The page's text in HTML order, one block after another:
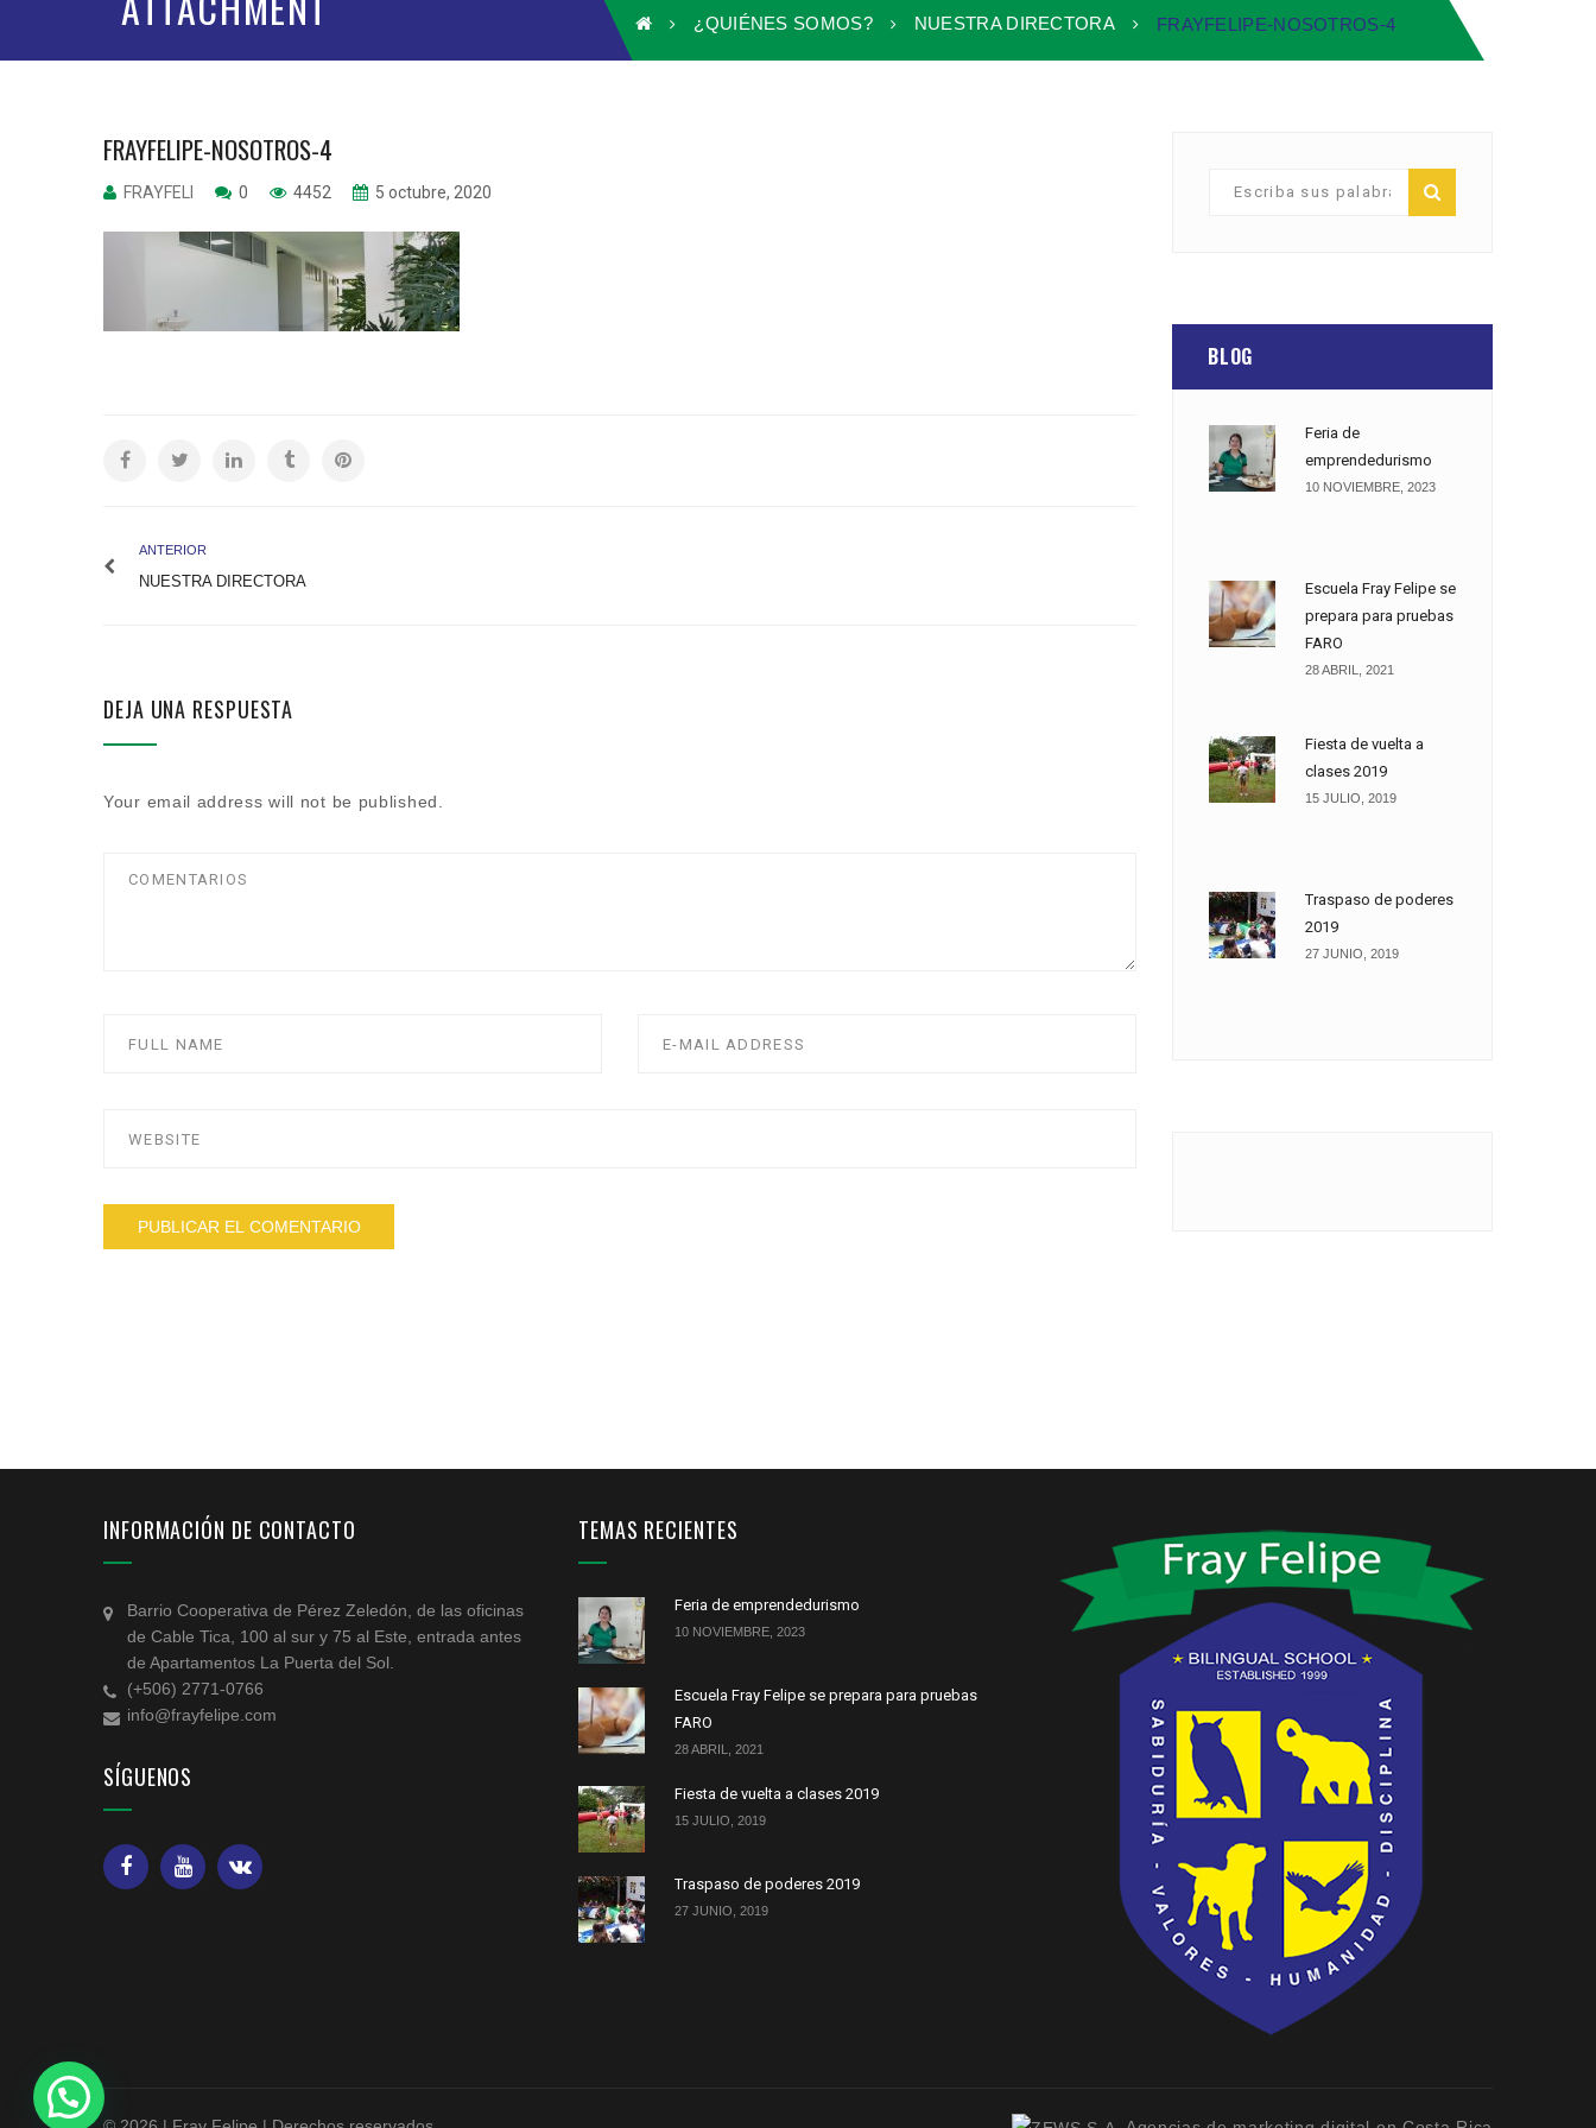
¿QUIÉNES SOMOS? NUESTRA DIRECTORA FRAYFELIPE-NOSOTROS-4
FRAYFELIPE-NOSOTROS-4
FRAYFELI 0 4452 5 octubre, 2020
ANTERIOR
NUESTRA DIRECTORA
DEJA UNA RESPUESTA
Your email address will not be published.
BLOG
Feria de
emprendedurismo
10 NOVIEMBRE, 2023
Escuela Fray Felipe se
prepara para pruebas
FARO
28 ABRIL, 2021
Fiesta de vuelta a
clases 2019
15 JULIO, 2019
Traspaso de poderes
2019
27 JUNIO, 2019
INFORMACIÓN DE CONTACTO
Barrio Cooperativa de Pérez Zeledón, de las oficinas
de Cable Tica, 100 al sur y 75 al Este, entrada antes
de Apartamentos La Puerta del Sol.
(+506) 2771-0766
info@frayfelipe.com
SÍGUENOS
TEMAS RECIENTES
Feria de emprendedurismo
10 NOVIEMBRE, 2023
Escuela Fray Felipe se prepara para pruebas
FARO
28 ABRIL, 2021
Fiesta de vuelta a clases 2019
15 JULIO, 2019
Traspaso de poderes 2019
27 JUNIO, 2019